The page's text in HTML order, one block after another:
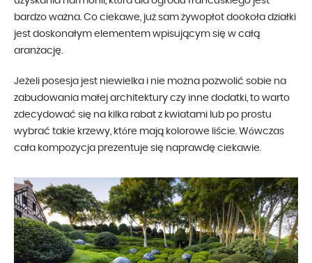
bardzo ważna. Co ciekawe, już sam żywopłot dookoła działki
jest doskonałym elementem wpisującym się w całą
aranżację.
Jeżeli posesja jest niewielka i nie można pozwolić sobie na
zabudowania małej architektury czy inne dodatki, to warto
zdecydować się na kilka rabat z kwiatami lub po prostu
wybrać takie krzewy, które mają kolorowe liście. Wówczas
cała kompozycja prezentuje się naprawdę ciekawie.